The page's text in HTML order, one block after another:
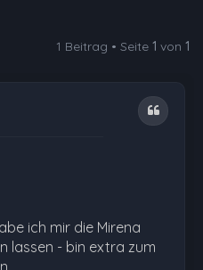
1 Beitrag • Seite 1 von 1
Zitat
ich mir die Mirena
lassen - bin extra zum